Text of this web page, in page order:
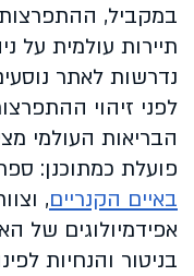
במקביל,
תיירות עולמית על
נדרשות לאתר
לפני זיהוי
הבריאות העולמי
פועלת כמתוכנן:
באיים הקנריים,
אפידמיולוגים של
בניטור והנחיות